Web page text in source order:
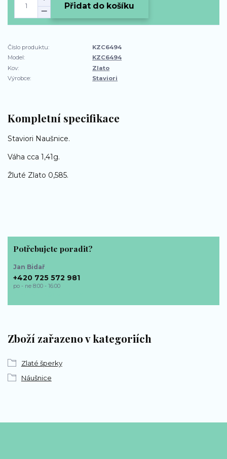
Přidat do košíku
Číslo produktu:
KZC6494
Model:
KZC6494
Kov:
Zlato
Výrobce:
Staviori
Kompletní specifikace
Staviori Naušnice.
Váha cca 1,41g.
Žluté Zlato 0,585.
Zboží zařazeno v kategoriích
Zlaté šperky
Náušnice
Potřebujete poradit?
Jan Bidař
+420 725 572 981
po - ne 8:00 - 16:00